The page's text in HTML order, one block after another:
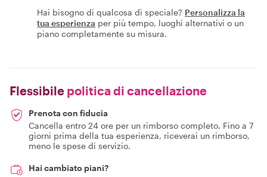
Hai bisogno di qualcosa di speciale? Personalizza la
tua esperienza per più tempo, luoghi alternativi o un
piano completamente su misura.
Flessibile politica di cancellazione
Prenota con fiducia
Cancella entro 24 ore per un rimborso completo. Fino a 7
giorni prima della tua esperienza, riceverai un rimborso,
meno le spese di servizio.
Hai cambiato piani?